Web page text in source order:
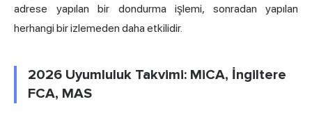
adrese yapılan bir dondurma işlemi, sonradan yapılan
herhangi bir izlemeden daha etkilidir.
2026 Uyumluluk Takvimi: MiCA, İngiltere
FCA, MAS